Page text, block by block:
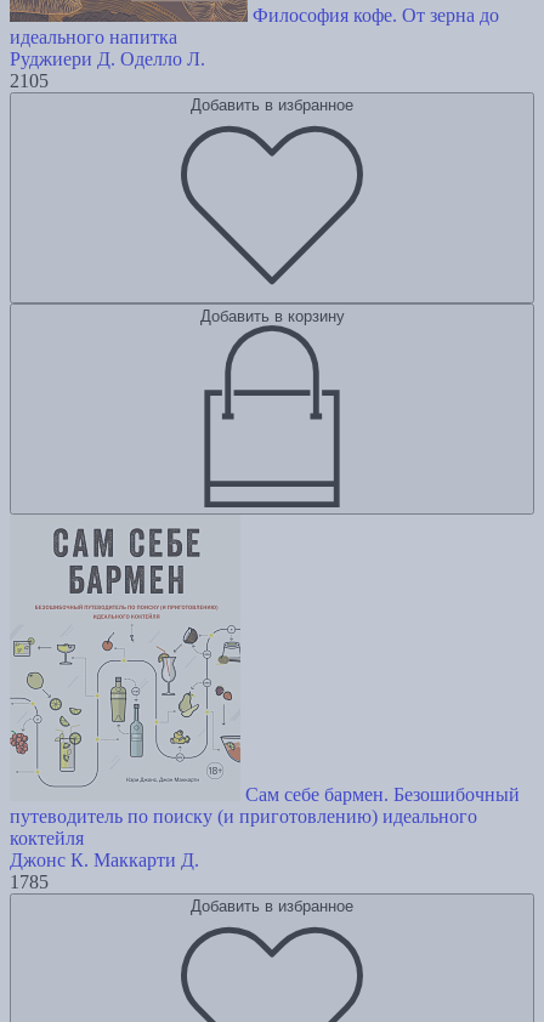
Философия кофе. От зерна до
идеального напитка
Руджиери Д. Оделло Л.
2105
Добавить в избранное
Добавить в корзину
Сам себе бармен. Безошибочный
путеводитель по поиску (и приготовлению) идеального
коктейля
Джонс К. Маккарти Д.
1785
Добавить в избранное